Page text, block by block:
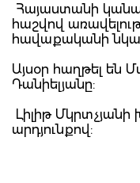
Հայաստանի
հաշվով
հավաքականի
Այսօր հաղթել են
Դանիելյանը:
Լիլիթ
արդյունքով: